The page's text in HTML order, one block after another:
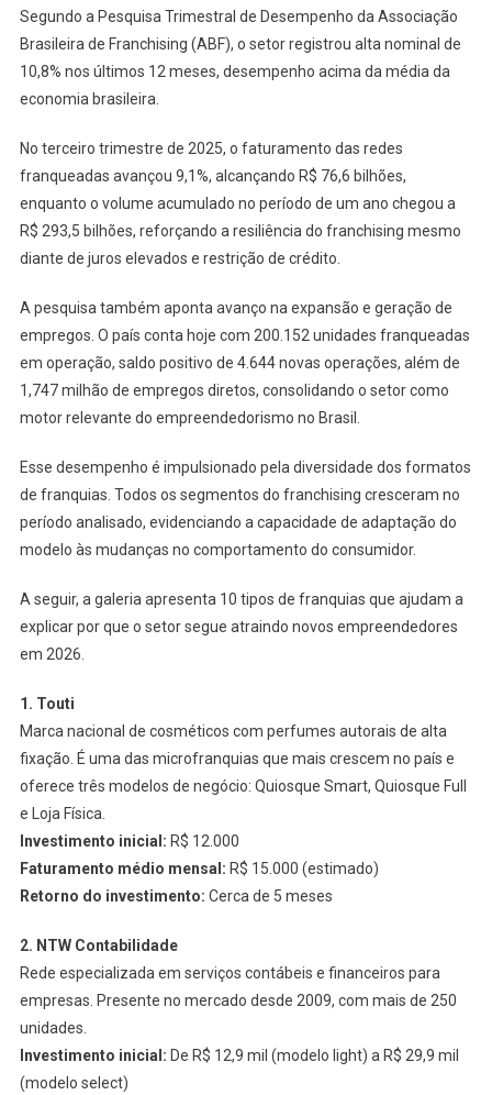
Segundo a Pesquisa Trimestral de Desempenho da Associação
Brasileira de Franchising (ABF), o setor registrou alta nominal de
10,8% nos últimos 12 meses, desempenho acima da média da
economia brasileira.
No terceiro trimestre de 2025, o faturamento das redes
franqueadas avançou 9,1%, alcançando R$ 76,6 bilhões,
enquanto o volume acumulado no período de um ano chegou a
R$ 293,5 bilhões, reforçando a resiliência do franchising mesmo
diante de juros elevados e restrição de crédito.
A pesquisa também aponta avanço na expansão e geração de
empregos. O país conta hoje com 200.152 unidades franqueadas
em operação, saldo positivo de 4.644 novas operações, além de
1,747 milhão de empregos diretos, consolidando o setor como
motor relevante do empreendedorismo no Brasil.
Esse desempenho é impulsionado pela diversidade dos formatos
de franquias. Todos os segmentos do franchising cresceram no
período analisado, evidenciando a capacidade de adaptação do
modelo às mudanças no comportamento do consumidor.
A seguir, a galeria apresenta 10 tipos de franquias que ajudam a
explicar por que o setor segue atraindo novos empreendedores
em 2026.
1. Touti
Marca nacional de cosméticos com perfumes autorais de alta
fixação. É uma das microfranquias que mais crescem no país e
oferece três modelos de negócio: Quiosque Smart, Quiosque Full
e Loja Física.
Investimento inicial: R$ 12.000
Faturamento médio mensal: R$ 15.000 (estimado)
Retorno do investimento: Cerca de 5 meses
2. NTW Contabilidade
Rede especializada em serviços contábeis e financeiros para
empresas. Presente no mercado desde 2009, com mais de 250
unidades.
Investimento inicial: De R$ 12,9 mil (modelo light) a R$ 29,9 mil
(modelo select)